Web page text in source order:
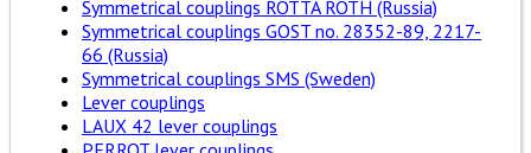
Symmetrical couplings ROTTA ROTH (Russia)
Symmetrical couplings GOST no. 28352-89, 2217-
66 (Russia)
Symmetrical couplings SMS (Sweden)
Lever couplings
LAUX 42 lever couplings